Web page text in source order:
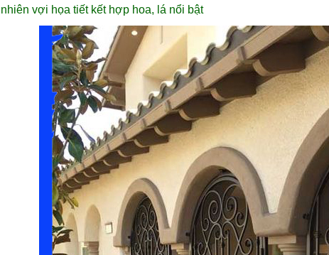
nhiên vợi họa tiết kết hợp hoa, lá nổi bật